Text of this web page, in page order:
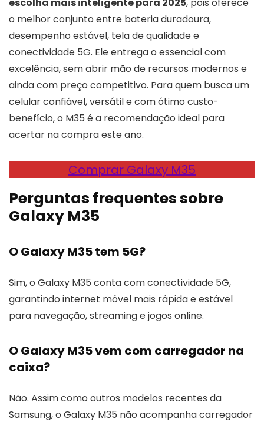
escolha mais inteligente para 2025, pois oferece
o melhor conjunto entre bateria duradoura,
desempenho estável, tela de qualidade e
conectividade 5G. Ele entrega o essencial com
excelência, sem abrir mão de recursos modernos e
ainda com preço competitivo. Para quem busca um
celular confiável, versátil e com ótimo custo-
benefício, o M35 é a recomendação ideal para
acertar na compra este ano.
Comprar Galaxy M35
Perguntas frequentes sobre
Galaxy M35
O Galaxy M35 tem 5G?
Sim, o Galaxy M35 conta com conectividade 5G,
garantindo internet móvel mais rápida e estável
para navegação, streaming e jogos online.
O Galaxy M35 vem com carregador na
caixa?
Não. Assim como outros modelos recentes da
Samsung, o Galaxy M35 não acompanha carregador